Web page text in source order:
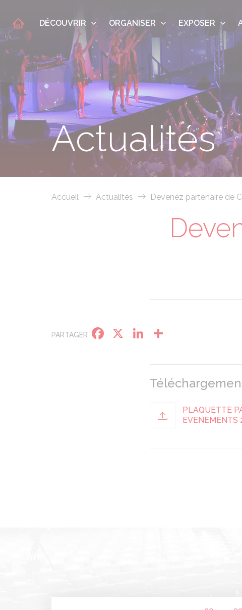
DÉCOUVRIR ORGANISER EXPOSER
Actualités
Accueil Actualités Devenez partenaire de
PARTAGER Facebook
X LinkedIn
PLAQUETTE
EVENEMENTS